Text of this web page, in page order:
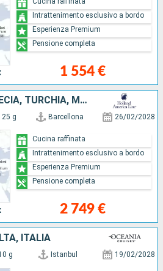
1 554 €
Intrattenimento esclusivo a bordo
Esperienza Premium
Pensione completa
SPAGNA, TUNISIA, GRECIA, TURCHIA, MALTA, MAIORCA, MAROCCO, PORTOGALLO
25 g Barcellona 26/02/2028
2 749 €
Cucina raffinata
Intrattenimento esclusivo a bordo
Esperienza Premium
Pensione completa
ITALIA
g Istanbul 19/02/2028